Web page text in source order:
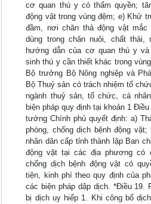
cơ quan thú y có thẩm quyền;
động vật trong vùng đệm; e) Khử
đầm, nơi chăn thả động vật
dùng trong chăn nuôi, chất
hướng dẫn của cơ quan thú y
sinh thú y cần thiết khác trong
Bộ trưởng Bộ Nông nghiệp và
Bộ Thuỷ sản có trách nhiệm tổ
ngành thuỷ sản, tổ chức, cá
biện pháp quy định tại khoản 1
tướng Chính phủ quyết định: a)
phòng, chống dịch bệnh động
nhân dân cấp tỉnh thành lập Ban
động vật tại các địa phương có
chống dịch bệnh động vật có
tiện, kinh phí theo quy định của
các biện pháp dập dịch. *Điều 19.
bị dịch uy hiếp 1. Khi công bố